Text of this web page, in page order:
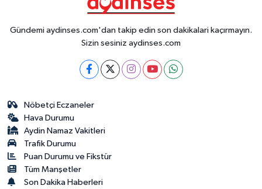
Gündemi aydinses.com'dan takip edin son dakikalari kaçırmayın.
Sizin sesiniz aydinses.com
Nöbetçi Eczaneler
Hava Durumu
Aydin Namaz Vakitleri
Trafik Durumu
Puan Durumu ve Fikstür
Tüm Manşetler
Son Dakika Haberleri